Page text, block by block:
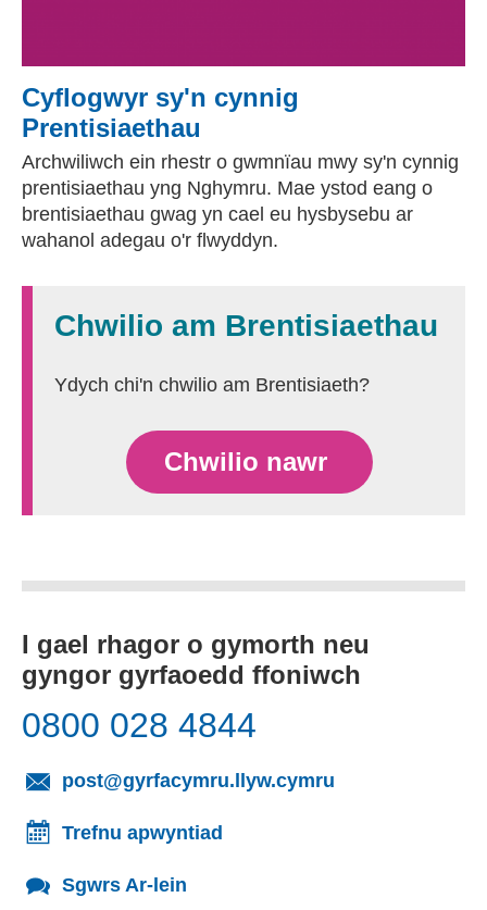
Cyflogwyr sy'n cynnig
Prentisiaethau
Archwiliwch ein rhestr o gwmnïau mwy sy'n cynnig
prentisiaethau yng Nghymru. Mae ystod eang o
brentisiaethau gwag yn cael eu hysbysebu ar
wahanol adegau o'r flwyddyn.
Chwilio am Brentisiaethau
Ydych chi'n chwilio am Brentisiaeth?
Chwilio nawr
I gael rhagor o gymorth neu
gyngor gyrfaoedd ffoniwch
0800 028 4844
post@gyrfacymru.llyw.cymru
Trefnu apwyntiad
Sgwrs Ar-lein